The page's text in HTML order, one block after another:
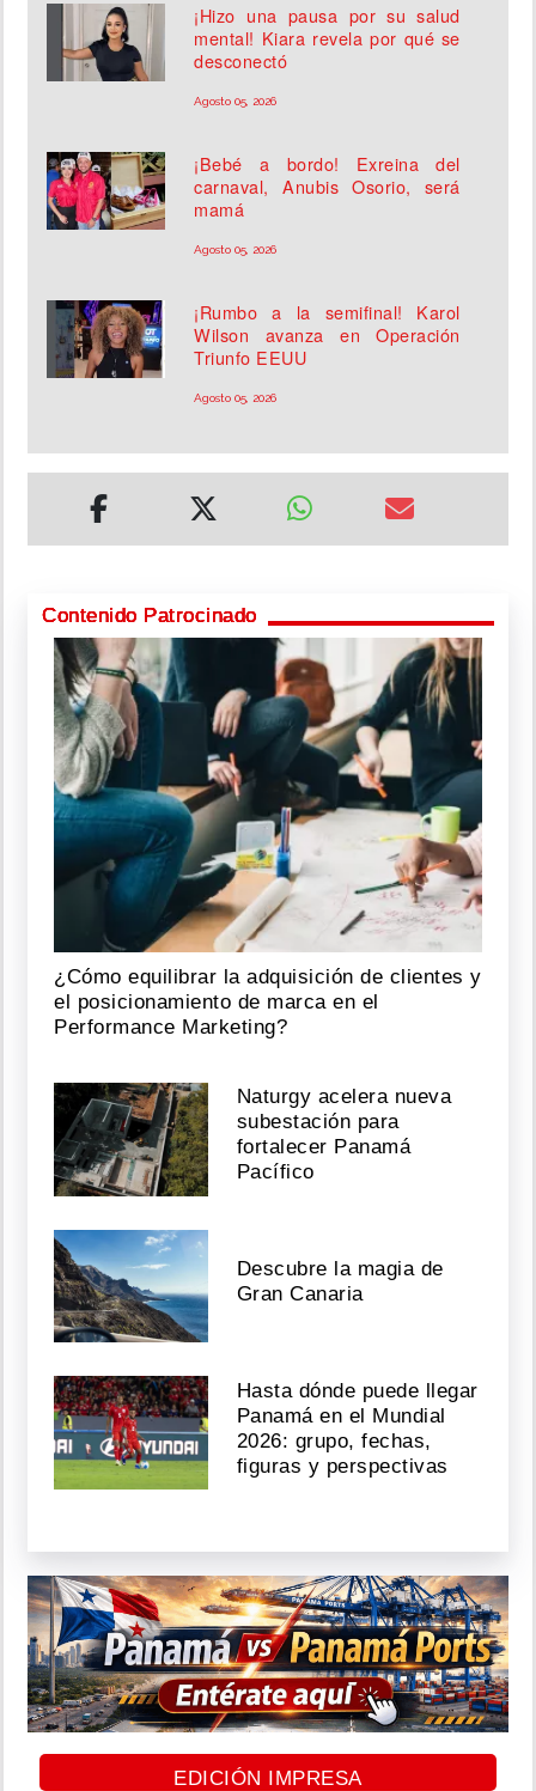
¡Hizo una pausa por su salud
mental! Kiara revela por qué se
desconectó
Agosto 05, 2026
¡Bebé a bordo! Exreina del
carnaval, Anubis Osorio, será
mamá
Agosto 05, 2026
¡Rumbo a la semifinal! Karol
Wilson avanza en Operación
Triunfo EEUU
Agosto 05, 2026
Contenido Patrocinado
¿Cómo equilibrar la adquisición de clientes y
el posicionamiento de marca en el
Performance Marketing?
Naturgy acelera nueva
subestación para
fortalecer Panamá
Pacífico
Descubre la magia de
Gran Canaria
Hasta dónde puede llegar
Panamá en el Mundial
2026: grupo, fechas,
figuras y perspectivas
EDICIÓN IMPRESA